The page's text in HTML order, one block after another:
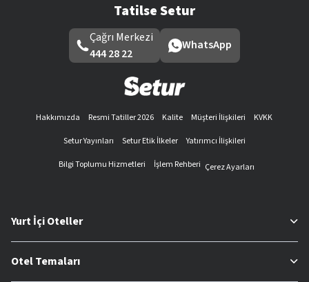
Tatilse Setur
Çağrı Merkezi
444 28 22
WhatsApp
Hakkımızda Resmi Tatiller 2026 Kalite Müşteri İlişkileri
KVKK
Setur Yayınları
Setur Etik İlkeler
Yatırımcı İlişkileri
Bilgi Toplumu Hizmetleri
İşlem Rehberi Çerez Ayarları
Yurt İçi Oteller
Otel Temaları